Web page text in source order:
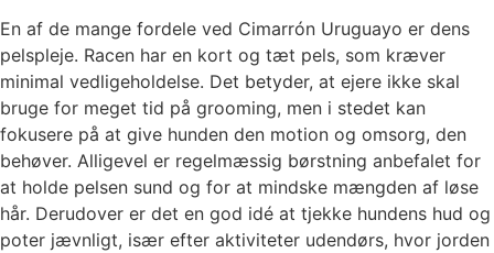
En af de mange fordele ved Cimarrón Uruguayo er dens
pelspleje. Racen har en kort og tæt pels, som kræver
minimal vedligeholdelse. Det betyder, at ejere ikke skal
bruge for meget tid på grooming, men i stedet kan
fokusere på at give hunden den motion og omsorg, den
behøver. Alligevel er regelmæssig børstning anbefalet for
at holde pelsen sund og for at mindske mængden af løse
hår. Derudover er det en god idé at tjekke hundens hud og
poter jævnligt, især efter aktiviteter udendørs, hvor jorden